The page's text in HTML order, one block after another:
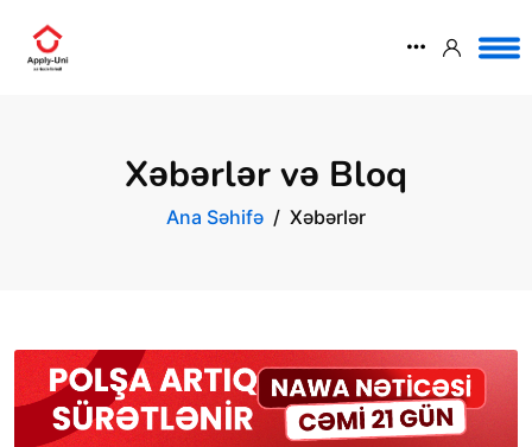
Xəbərlər və Bloq
Ana Səhifə Xəbərlər